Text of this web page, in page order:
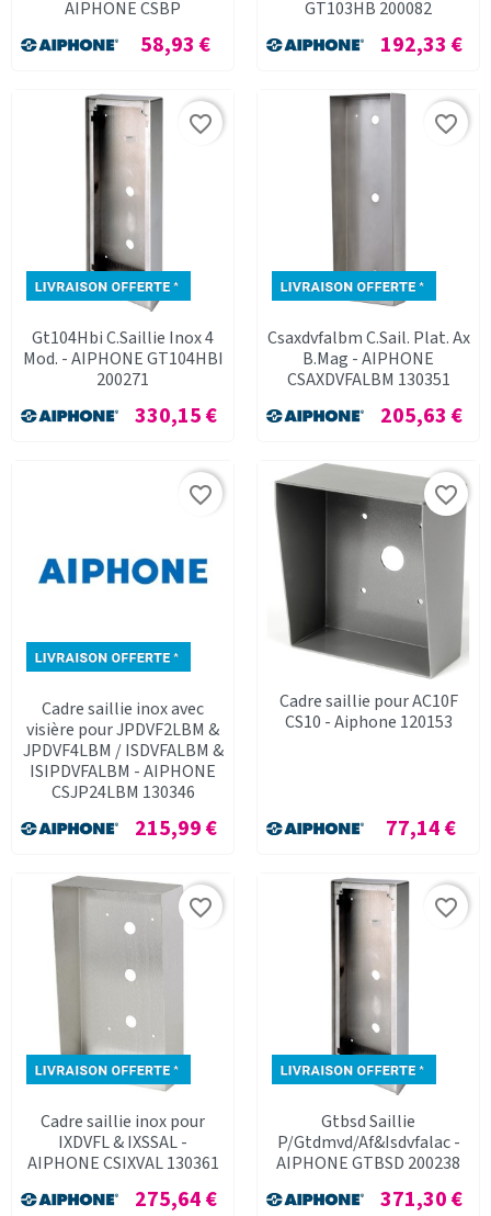
AIPHONE CSBP
Prix
58,93 €
GT103HB 200082
Prix
192,33 €
Gt104Hbi C.Saillie Inox 4
Mod. - AIPHONE GT104HBI
200271
Prix
330,15 €
favorite_border
Csaxdvfalbm C.Sail. Plat. Ax
B.Mag - AIPHONE
CSAXDVFALBM 130351
Prix
205,63 €
favorite_border
Cadre saillie inox avec
visière pour JPDVF2LBM &
JPDVF4LBM / ISDVFALBM &
ISIPDVFALBM - AIPHONE
CSJP24LBM 130346
Prix
215,99 €
favorite_border
Cadre saillie pour AC10F
CS10 - Aiphone 120153
Prix
77,14 €
favorite_border
Cadre saillie inox pour
IXDVFL & IXSSAL -
AIPHONE CSIXVAL 130361
Prix
275,64 €
favorite_border
Gtbsd Saillie
P/Gtdmvd/Af&Isdvfalac -
AIPHONE GTBSD 200238
Prix
371,30 €
favorite_border